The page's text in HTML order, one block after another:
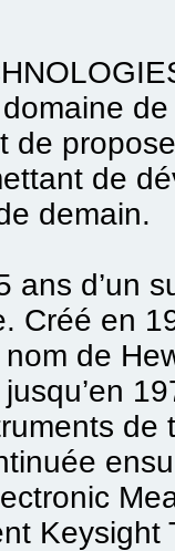
de
de
demain.
ans d’un
Créé en
de
jusqu’en
Keysight